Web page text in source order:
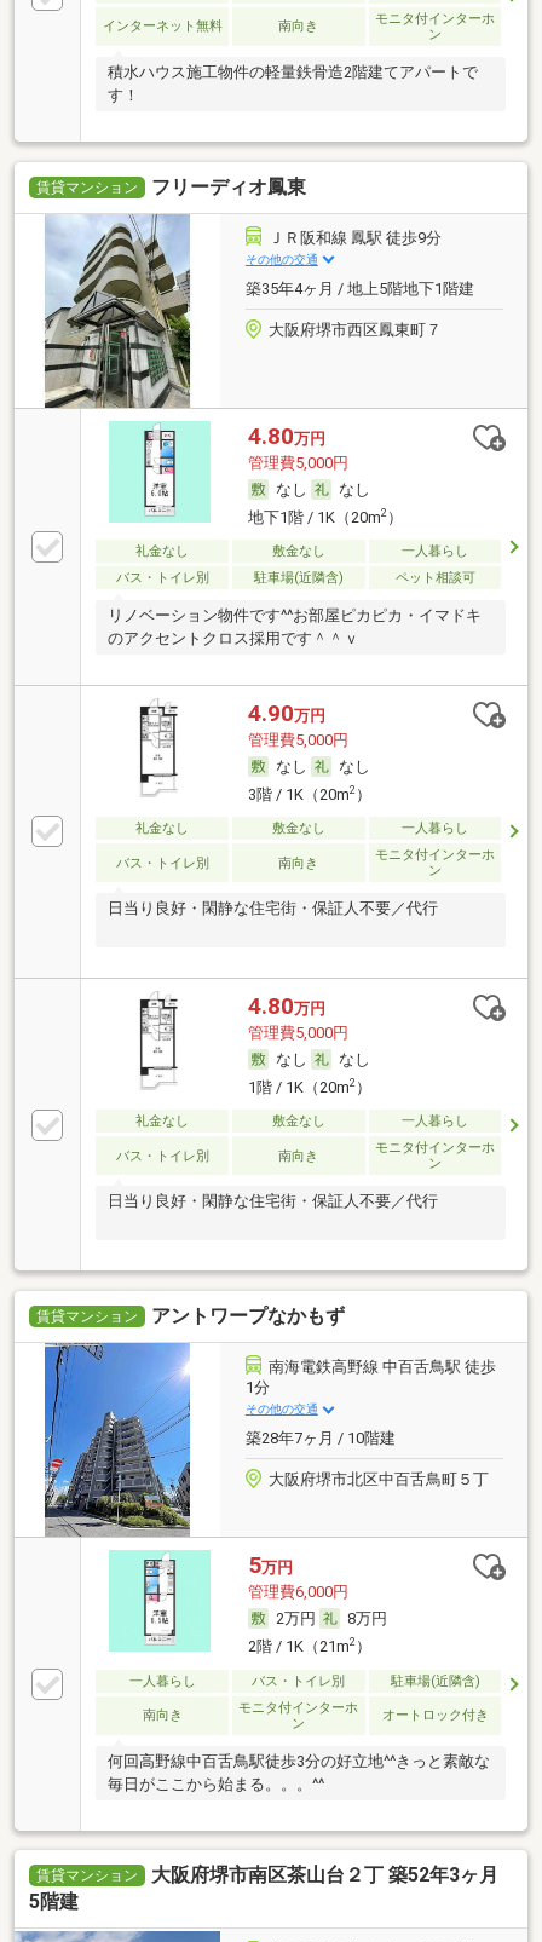
インターネット無料 南向き
モニタ付インターホ
ン
積水ハウス施工物件の軽量鉄骨造2階建てアパートで
す！
賃貸マンション フリーディオ鳳東
ＪＲ阪和線 鳳駅 徒歩9分
その他の交通
築35年4ヶ月 / 地上5階地下1階建
大阪府堺市西区鳳東町７
4.80万円
管理費5,000円
なし
なし
地下1階 / 1K（20m2）
礼金なし 敷金なし
一人暮らし
バス・トイレ別
駐車場(近隣含) ペット相談可
リノベーション物件です^^お部屋ピカピカ・イマドキ
のアクセントクロス採用です＾＾ｖ
4.90万円
管理費5,000円
なし
なし
3階 / 1K（20m2）
礼金なし 敷金なし 一人暮らし
バス・トイレ別 南向き
モニタ付インターホ
ン
日当り良好・閑静な住宅街・保証人不要／代行
4.80万円
管理費5,000円
なし
なし
1階 / 1K（20m2）
礼金なし 敷金なし 一人暮らし
バス・トイレ別 南向き
モニタ付インターホ
ン
日当り良好・閑静な住宅街・保証人不要／代行
賃貸マンション アントワープなかもず
南海電鉄高野線 中百舌鳥駅 徒歩
1分
その他の交通
築28年7ヶ月 / 10階建
大阪府堺市北区中百舌鳥町５丁
5万円
管理費6,000円
2万円
8万円
2階 / 1K（21m2）
一人暮らし バス・トイレ別 駐車場(近隣含)
南向き
モニタ付インターホ
ン
オートロック付き
何回高野線中百舌鳥駅徒歩3分の好立地^^きっと素敵な
毎日がここから始まる。。。^^
賃貸マンション
大阪府堺市南区茶山台２丁 築52年3ヶ月
5階建